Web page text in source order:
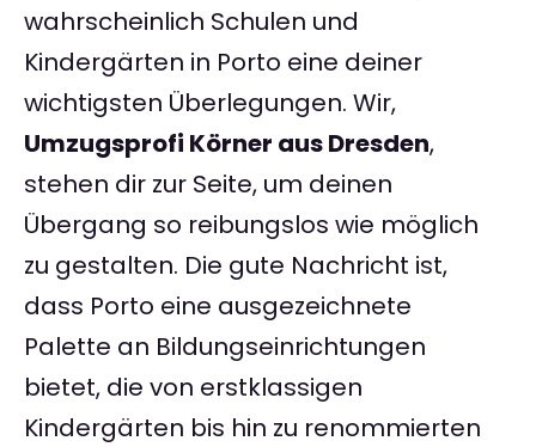
wahrscheinlich Schulen und
Kindergärten in Porto eine deiner
wichtigsten Überlegungen. Wir,
Umzugsprofi Körner aus Dresden,
stehen dir zur Seite, um deinen
Übergang so reibungslos wie möglich
zu gestalten. Die gute Nachricht ist,
dass Porto eine ausgezeichnete
Palette an Bildungseinrichtungen
bietet, die von erstklassigen
Kindergärten bis hin zu renommierten